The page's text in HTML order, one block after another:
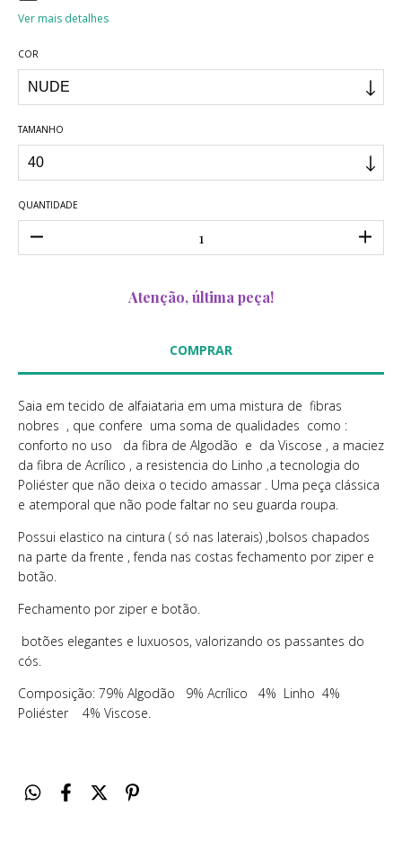
Ver mais detalhes
COR
TAMANHO
QUANTIDADE
Atenção, última peça!
Saia em tecido de alfaiataria em uma mistura de fibras
nobres , que confere uma soma de qualidades como :
conforto no uso da fibra de Algodão e da Viscose , a maciez
da fibra de Acrílico , a resistencia do Linho ,a tecnologia do
Poliéster que não deixa o tecido amassar . Uma peça clássica
e atemporal que não pode faltar no seu guarda roupa.
Possui elastico na cintura ( só nas laterais) ,bolsos chapados
na parte da frente , fenda nas costas fechamento por ziper e
botão.
Fechamento por ziper e botão.
botões elegantes e luxuosos, valorizando os passantes do
cós.
Composição: 79% Algodão 9% Acrílico 4% Linho 4%
Poliéster 4% Viscose.